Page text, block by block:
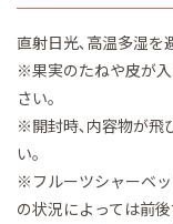
直射日光､高温多湿を
※果実のたねや皮が
さい。
※開封時､内容物が飛
い。
※フルーツシャーベ
の状況によっては前